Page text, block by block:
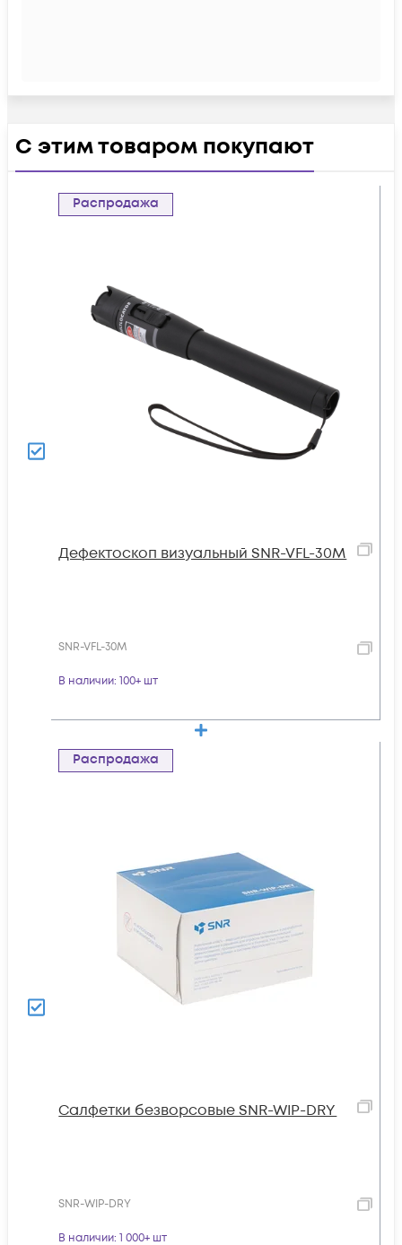
С этим товаром покупают
Распродажа
Дефектоскоп визуальный SNR-VFL-30M
SNR-VFL-30M
В наличии: 100+ шт
Распродажа
Салфетки безворсовые SNR-WIP-DRY
SNR-WIP-DRY
В наличии: 1 000+ шт